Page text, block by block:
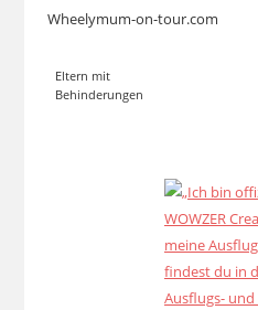
Wheelymum-on-tour.com
Eltern mit
Behinderungen